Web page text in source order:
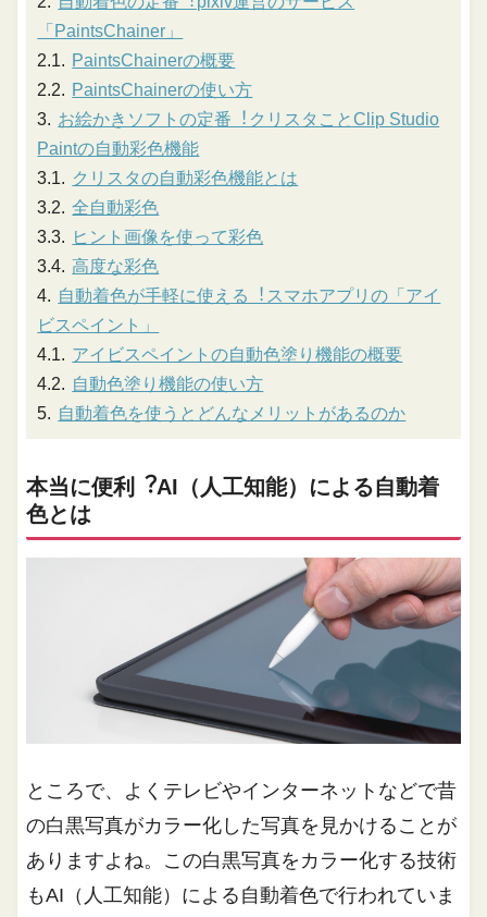
「PaintsChainer」
PaintsChainerの概要
PaintsChainerの使い方
お絵かきソフトの定番︕クリスタことClip Studio
Paintの⾃動彩⾊機能
クリスタの自動彩色機能とは
全自動彩色
ヒント画像を使って彩色
高度な彩色
⾃動着⾊が⼿軽に使える︕スマホアプリの「アイ
ビスペイント」
アイビスペイントの自動色塗り機能の概要
自動色塗り機能の使い方
⾃動着⾊を使うとどんなメリットがあるのか
本当に便利︖AI（⼈⼯知能）による⾃動着
⾊とは
ところで、よくテレビやインターネットなどで昔
の白黒写真がカラー化した写真を見かけることが
ありますよね。この白黒写真をカラー化する技術
もAI（人工知能）による自動着色で行われていま